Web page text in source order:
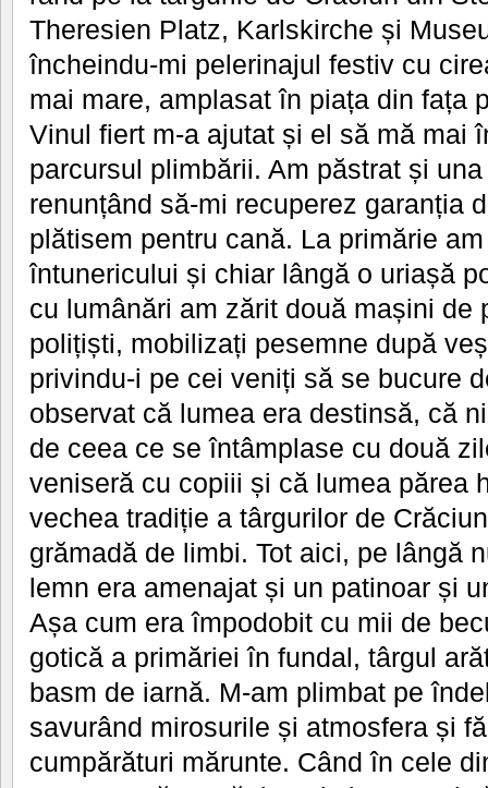
Theresien Platz, Karlskirche și
încheindu-mi pelerinajul festiv cu
mai mare, amplasat în piața din fața
Vinul fiert m-a ajutat și el să mă mai
parcursul plimbării. Am păstrat și
renunțând să-mi recuperez garanția
plătisem pentru cană. La primărie
întunericului și chiar lângă o uriașă
cu lumânări am zărit două mașini de
polițiști, mobilizați pesemne după
privindu-i pe cei veniți să se bucure
observat că lumea era destinsă, că
de ceea ce se întâmplase cu două
veniseră cu copiii și că lumea părea
vechea tradiție a târgurilor de
grămadă de limbi. Tot aici, pe lângă
lemn era amenajat și un patinoar și
Așa cum era împodobit cu mii de
gotică a primăriei în fundal, târgul
basm de iarnă. M-am plimbat pe
savurând mirosurile și atmosfera și
cumpărături mărunte. Când în cele